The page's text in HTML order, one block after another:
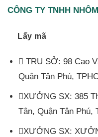
CÔNG TY TNHH
Lấy mã
TRỤ SỞ: 98 Cao
Quận Tân Phú,
XƯỞNG SX: 385
Tân, Quận Tân Phú,
XƯỞNG SX: